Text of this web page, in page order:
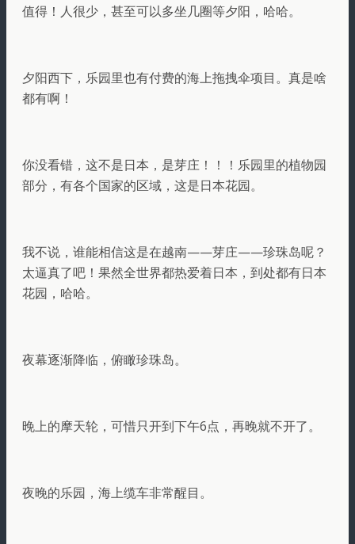
值得！人很少，甚至可以多坐几圈等夕阳，哈哈。
夕阳西下，乐园里也有付费的海上拖拽伞项目。真是啥
都有啊！
你没看错，这不是日本，是芽庄！！！乐园里的植物园
部分，有各个国家的区域，这是日本花园。
我不说，谁能相信这是在越南——芽庄——珍珠岛呢？
太逼真了吧！果然全世界都热爱着日本，到处都有日本
花园，哈哈。
夜幕逐渐降临，俯瞰珍珠岛。
晚上的摩天轮，可惜只开到下午6点，再晚就不开了。
夜晚的乐园，海上缆车非常醒目。